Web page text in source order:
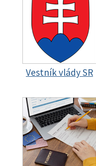
Vestník vlády SR